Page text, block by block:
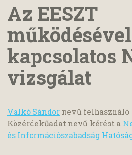
Az EESZT
működésével
kapcsolatos
vizsgálat
Valkó Sándor nevű
Közérdekűadat nevű kérést a
és Információszabadság